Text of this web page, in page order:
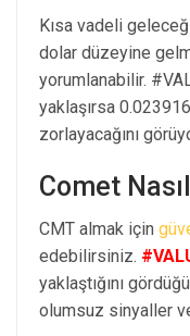
Kısa vadeli
dolar düzeyine
yorumlanabilir.
yaklaşırsa
zorlayacağını
Comet
CMT almak için
edebilirsiniz.
yaklaştığını
olumsuz sinyaller